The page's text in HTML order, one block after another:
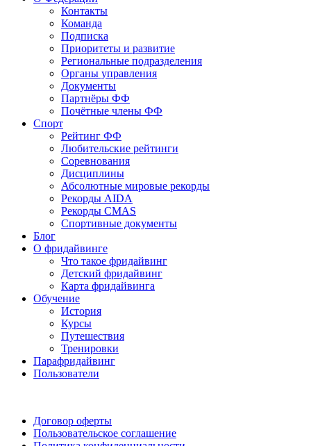
Контакты
Команда
Подписка
Приоритеты и развитие
Региональные подразделения
Органы управления
Документы
Партнёры ФФ
Почётные члены ФФ
Спорт
Рейтинг ФФ
Любительские рейтинги
Соревнования
Дисциплины
Абсолютные мировые рекорды
Рекорды AIDA
Рекорды CMAS
Спортивные документы
Блог
О фридайвинге
Что такое фридайвинг
Детский фридайвинг
Карта фридайвинга
Обучение
История
Курсы
Путешествия
Тренировки
Парафридайвинг
Пользователи
Договор оферты
Пользовательское соглашение